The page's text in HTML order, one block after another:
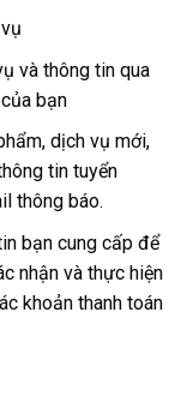
và thông tin qua
bạn
dịch vụ mới,
tin tuyển
thông báo.
bạn cung cấp để
nhận và thực hiện
khoản thanh toán